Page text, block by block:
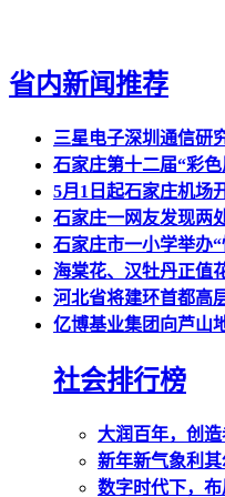
省内新闻推荐
三星电子深圳通信研
石家庄第十二届“彩
5月1日起石家庄机场
石家庄一网友发现两
石家庄市一小学举办
海棠花、汉牡丹正值
河北省将建环首都高
亿博基业集团向芦山
社会排行榜
大润百年，创
新年新气象利
数字时代下，